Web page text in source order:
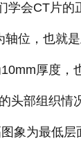
学会CT片的
轴位，也就
厚度，
头部组织情
象为最低层